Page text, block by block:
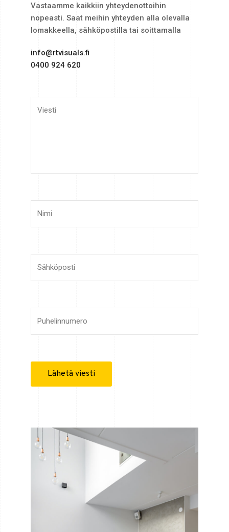
Vastaamme kaikkiin yhteydenottoihin
nopeasti. Saat meihin yhteyden alla olevalla
lomakkeella, sähköpostilla tai soittamalla
info@rtvisuals.fi
0400 924 620